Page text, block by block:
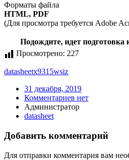
Форматы файла
HTML, PDF
(Для просмотра требуется Adobe
Подождите, идет подготовка
Просмотрено: 227
datasheetx9315wsiz
31 декабря, 2019
Комментариев нет
Администратор
datasheet
Добавить комментарий
Для отправки комментария вам